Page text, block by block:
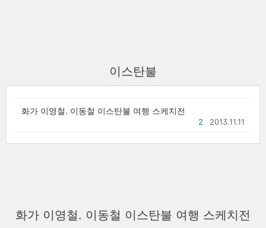
이스탄불
화가 이영철. 이동철 이스탄불 여행 스케치전
2013.11.11
2
화가 이영철. 이동철 이스탄불 여행 스케치전